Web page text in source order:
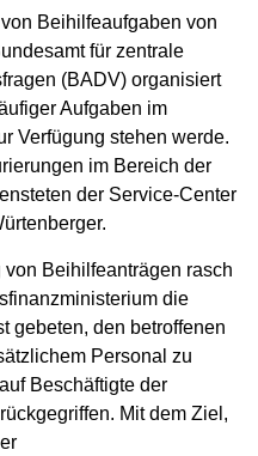
Beihilfeaufgaben von
für zentrale
(BADV) organisiert
Aufgaben im
Verfügung stehen werde.
im Bereich der
der Service-Center
Beihilfeanträgen rasch
die
gebeten, den betroffenen
Personal zu
Beschäftigte der
Mit dem Ziel,